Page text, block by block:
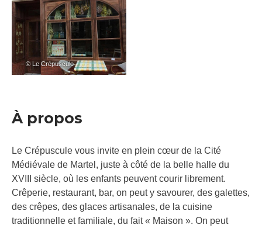
– © Le Crépuscule
À propos
Le Crépuscule vous invite en plein cœur de la Cité
Médiévale de Martel, juste à côté de la belle halle du
XVIII siècle, où les enfants peuvent courir librement.
Crêperie, restaurant, bar, on peut y savourer, des galettes,
des crêpes, des glaces artisanales, de la cuisine
traditionnelle et familiale, du fait « Maison ». On peut